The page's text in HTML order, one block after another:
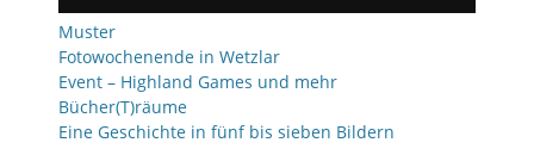
Muster
Fotowochenende in Wetzlar
Event – Highland Games und mehr
Bücher(T)räume
Eine Geschichte in fünf bis sieben Bildern